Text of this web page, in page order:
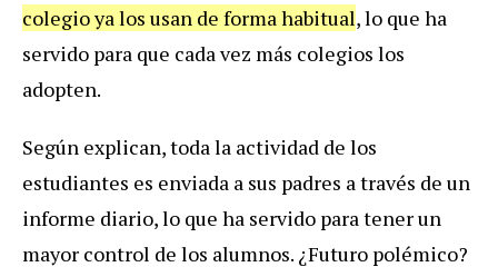
colegio ya los usan de forma habitual, lo que ha
servido para que cada vez más colegios los
adopten.
Según explican, toda la actividad de los
estudiantes es enviada a sus padres a través de un
informe diario, lo que ha servido para tener un
mayor control de los alumnos. ¿Futuro polémico?